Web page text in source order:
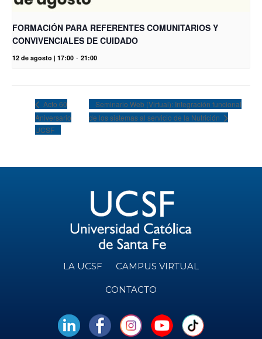
FORMACIÓN PARA REFERENTES COMUNITARIOS Y
CONVIVENCIALES DE CUIDADO
12 de agosto | 17:00 - 21:00
Acto 60
Aniversario
UCSF
Seminario Web (Virtual): Integración funcional
de los sistemas al servicio de la Nutrición
LA UCSF CAMPUS VIRTUAL
CONTACTO